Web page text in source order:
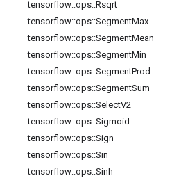
tensorflow::ops::Rsqrt
tensorflow::ops::SegmentMax
tensorflow::ops::SegmentMean
tensorflow::ops::SegmentMin
tensorflow::ops::SegmentProd
tensorflow::ops::SegmentSum
tensorflow::ops::SelectV2
tensorflow::ops::Sigmoid
tensorflow::ops::Sign
tensorflow::ops::Sin
tensorflow::ops::Sinh